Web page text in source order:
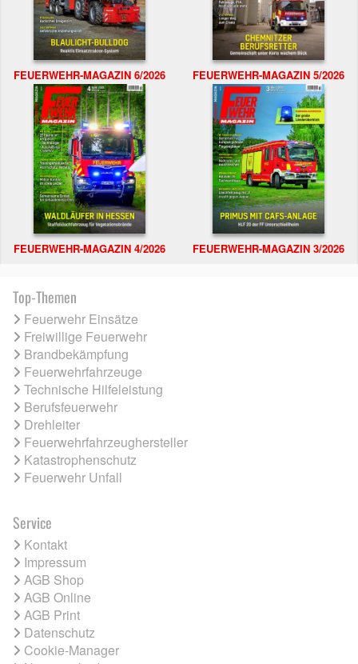
FEUERWEHR-MAGAZIN 6/2026 FEUERWEHR-MAGAZIN 5/2026
FEUERWEHR-MAGAZIN 4/2026 FEUERWEHR-MAGAZIN 3/2026
Top-Themen
Feuerwehr Einsätze
Freiwillige Feuerwehr
Brandbekämpfung
Feuerwehrfahrzeuge
Technische Hilfeleistung
Berufsfeuerwehr
Drehleiter
Feuerwehrfahrzeughersteller
Katastrophenschutz
Feuerwehr Unfall
Service
Kontakt
Impressum
AGB Shop
AGB Online
AGB Print
Datenschutz
Cookie-Manager